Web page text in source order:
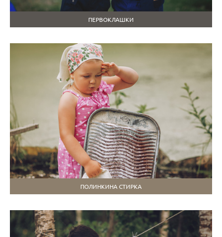
ПЕРВОКЛАШКИ
ПОЛИНКИНА СТИРКА